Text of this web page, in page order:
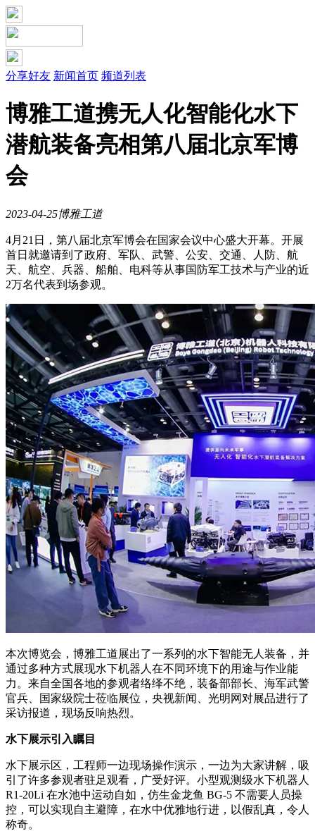
分享好友 新闻首页 频道列表
博雅工道携无人化智能化水下
潜航装备亮相第八届北京军博
会
2023-04-25博雅工道
4月21日，第八届北京军博会在国家会议中心盛大开幕。开展
首日就邀请到了政府、军队、武警、公安、交通、人防、航
天、航空、兵器、船舶、电科等从事国防军工技术与产业的近
2万名代表到场参观。
本次博览会，博雅工道展出了一系列的水下智能无人装备，并
通过多种方式展现水下机器人在不同环境下的用途与作业能
力。来自全国各地的参观者络绎不绝，装备部部长、海军武警
官兵、国家级院士莅临展位，央视新闻、光明网对展品进行了
采访报道，现场反响热烈。
水下展示引入瞩目
水下展示区，工程师一边现场操作演示，一边为大家讲解，吸
引了许多参观者驻足观看，广受好评。小型观测级水下机器人
R1-20Li 在水池中运动自如，仿生金龙鱼 BG-5 不需要人员操
控，可以实现自主避障，在水中优雅地行进，以假乱真，令人
称奇。